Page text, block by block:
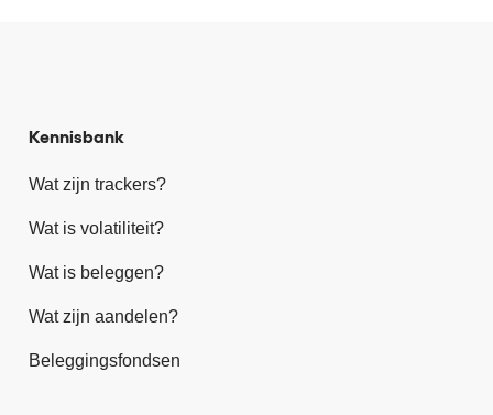
Kennisbank
Wat zijn trackers?
Wat is volatiliteit?
Wat is beleggen?
Wat zijn aandelen?
Beleggingsfondsen